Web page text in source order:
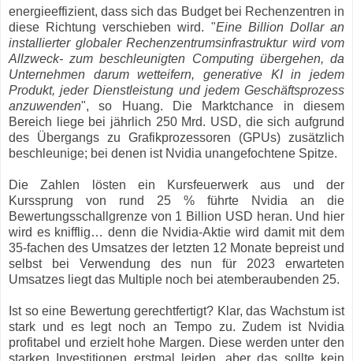
energieeffizient, dass sich das Budget bei Rechenzentren in
diese Richtung verschieben wird. "Eine Billion Dollar an
installierter globaler Rechenzentrumsinfrastruktur wird vom
Allzweck- zum beschleunigten Computing übergehen, da
Unternehmen darum wetteifern, generative KI in jedem
Produkt, jeder Dienstleistung und jedem Geschäftsprozess
anzuwenden", so Huang. Die Marktchance in diesem
Bereich liege bei jährlich 250 Mrd. USD, die sich aufgrund
des Übergangs zu Grafikprozessoren (GPUs) zusätzlich
beschleunige; bei denen ist Nvidia unangefochtene Spitze.
Die Zahlen lösten ein Kursfeuerwerk aus und der
Kurssprung von rund 25 % führte Nvidia an die
Bewertungsschallgrenze von 1 Billion USD heran. Und hier
wird es knifflig… denn die Nvidia-Aktie wird damit mit dem
35-fachen des Umsatzes der letzten 12 Monate bepreist und
selbst bei Verwendung des nun für 2023 erwarteten
Umsatzes liegt das Multiple noch bei atemberaubenden 25.
Ist so eine Bewertung gerechtfertigt? Klar, das Wachstum ist
stark und es legt noch an Tempo zu. Zudem ist Nvidia
profitabel und erzielt hohe Margen. Diese werden unter den